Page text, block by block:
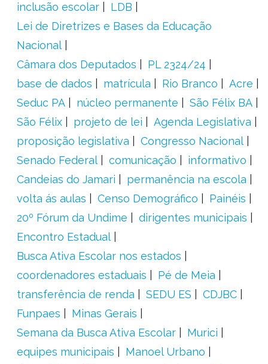
inclusão escolar
LDB
Lei de Diretrizes e Bases da Educação
Nacional
Câmara dos Deputados
PL 2324/24
base de dados
matrícula Rio Branco
Acre
Seduc PA
núcleo permanente
São Félix BA
São Félix
projeto de lei
Agenda Legislativa
proposição legislativa
Congresso Nacional
Senado Federal
comunicação
informativo
Candeias do Jamari
permanência na escola
volta ás aulas
Censo Demográfico
Painéis
20º Fórum da Undime
dirigentes municipais
Encontro Estadual
Busca Ativa Escolar nos estados
coordenadores estaduais
Pé de Meia
transferência de renda
SEDU ES
CDJBC
Funpaes
Minas Gerais
Semana da Busca Ativa Escolar
Murici
equipes municipais
Manoel Urbano